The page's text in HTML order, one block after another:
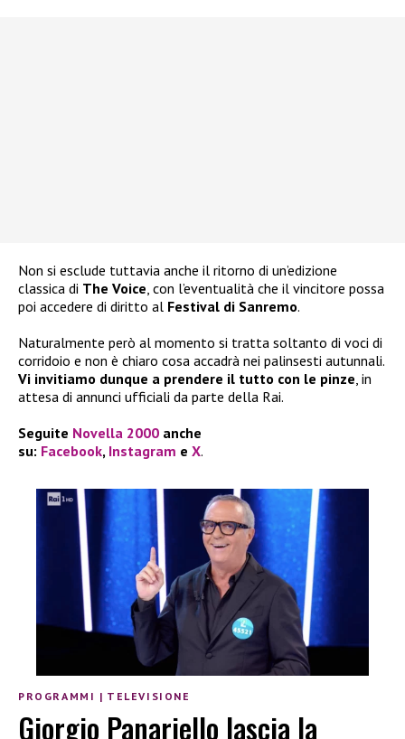
Non si esclude tuttavia anche il ritorno di un’edizione
classica di The Voice , con l’eventualità che il vincitore possa
poi accedere di diritto al Festival di Sanremo.
Naturalmente però al momento si tratta soltanto di voci di
corridoio e non è chiaro cosa accadrà nei palinsesti autunnali.
Vi invitiamo dunque a prendere il tutto con le pinze , in
attesa di annunci ufficiali da parte della Rai.
Seguite Novella 2000 anche
su: Facebook, Instagram e X.
PROGRAMMI | TELEVISIONE
Giorgio Panariello lascia la